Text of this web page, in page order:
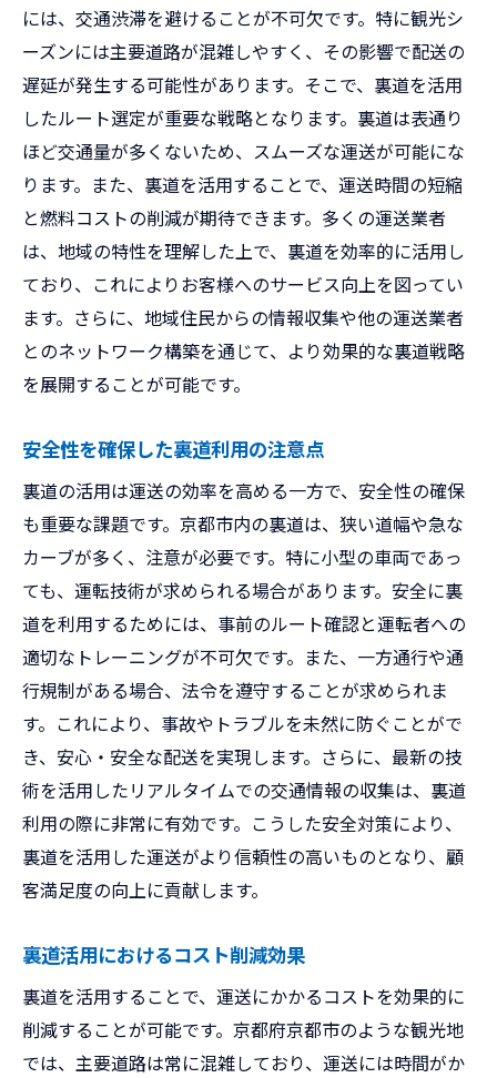
には、交通渋滞を避けることが不可欠です。特に観光シ
ーズンには主要道路が混雑しやすく、その影響で配送の
遅延が発生する可能性があります。そこで、裏道を活用
したルート選定が重要な戦略となります。裏道は表通り
ほど交通量が多くないため、スムーズな運送が可能にな
ります。また、裏道を活用することで、運送時間の短縮
と燃料コストの削減が期待できます。多くの運送業者
は、地域の特性を理解した上で、裏道を効率的に活用し
ており、これによりお客様へのサービス向上を図ってい
ます。さらに、地域住民からの情報収集や他の運送業者
とのネットワーク構築を通じて、より効果的な裏道戦略
を展開することが可能です。
安全性を確保した裏道利用の注意点
裏道の活用は運送の効率を高める一方で、安全性の確保
も重要な課題です。京都市内の裏道は、狭い道幅や急な
カーブが多く、注意が必要です。特に小型の車両であっ
ても、運転技術が求められる場合があります。安全に裏
道を利用するためには、事前のルート確認と運転者への
適切なトレーニングが不可欠です。また、一方通行や通
行規制がある場合、法令を遵守することが求められま
す。これにより、事故やトラブルを未然に防ぐことがで
き、安心・安全な配送を実現します。さらに、最新の技
術を活用したリアルタイムでの交通情報の収集は、裏道
利用の際に非常に有効です。こうした安全対策により、
裏道を活用した運送がより信頼性の高いものとなり、顧
客満足度の向上に貢献します。
裏道活用におけるコスト削減効果
裏道を活用することで、運送にかかるコストを効果的に
削減することが可能です。京都府京都市のような観光地
では、主要道路は常に混雑しており、運送には時間がか